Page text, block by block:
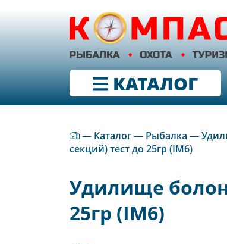
КАТАЛОГ
— Каталог— Рыбалка —
секций) тест до 25гр (IM6)
Удилище
25гр (IM6)